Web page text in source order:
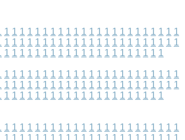
1 1 1 1 1 1 1 1 1 1 1 1 1 1 1 1 1 1 1 1 1 1 1
1 1 1 1 1 1 1 1 1 1 1 1 1 1 1 1 1 1 1 1 1 1 1
1 1 1 1 1 1 1 1 1 1 1 1 1 1 1 1 1 1 1 1 1
1 1 1 1 1 1 1 1 1 1 1 1 1 1 1 1 1 1 1 1 1 1 1
1 1 1 1 1 1 1 1 1 1 1 1 1 1 1 1 1 1 1 1 1 1 1
1 1 1 1 1 1 1 1 1 1 1 1 1 1 1 1 1 1 1 1 1
1 1 1 1 1 1 1 1 1 1 1 1 1 1 1 1 1 1 1 1 1 1 1
1 1 1 1 1 1 1 1 1 1 1 1 1 1 1 1 1 1 1 1 1 1 1